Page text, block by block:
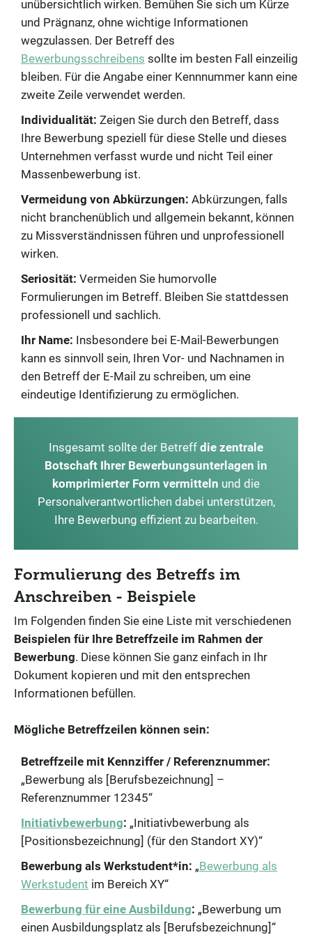
unübersichtlich wirken. Bemühen Sie sich um Kürze
und Prägnanz, ohne wichtige Informationen
wegzulassen. Der Betreff des
Bewerbungsschreibens sollte im besten Fall einzeilig
bleiben. Für die Angabe einer Kennnummer kann eine
zweite Zeile verwendet werden.
Individualität: Zeigen Sie durch den Betreff, dass
Ihre Bewerbung speziell für diese Stelle und dieses
Unternehmen verfasst wurde und nicht Teil einer
Massenbewerbung ist.
Vermeidung von Abkürzungen: Abkürzungen, falls
nicht branchenüblich und allgemein bekannt, können
zu Missverständnissen führen und unprofessionell
wirken.
Seriosität: Vermeiden Sie humorvolle
Formulierungen im Betreff. Bleiben Sie stattdessen
professionell und sachlich.
Ihr Name: Insbesondere bei E-Mail-Bewerbungen
kann es sinnvoll sein, Ihren Vor- und Nachnamen in
den Betreff der E-Mail zu schreiben, um eine
eindeutige Identifizierung zu ermöglichen.
Insgesamt sollte der Betreff die zentrale
Botschaft Ihrer Bewerbungsunterlagen in
komprimierter Form vermitteln und die
Personalverantwortlichen dabei unterstützen,
Ihre Bewerbung effizient zu bearbeiten.
Formulierung des Betreffs im
Anschreiben - Beispiele
Im Folgenden finden Sie eine Liste mit verschiedenen
Beispielen für Ihre Betreffzeile im Rahmen der
Bewerbung. Diese können Sie ganz einfach in Ihr
Dokument kopieren und mit den entsprechen
Informationen befüllen.
Mögliche Betreffzeilen können sein:
Betreffzeile mit Kennziffer / Referenznummer:
„Bewerbung als [Berufsbezeichnung] –
Referenznummer 12345“
Initiativbewerbung: „Initiativbewerbung als
[Positionsbezeichnung] (für den Standort XY)“
Bewerbung als Werkstudent*in: „Bewerbung als
Werkstudent im Bereich XY“
Bewerbung für eine Ausbildung: „Bewerbung um
einen Ausbildungsplatz als [Berufsbezeichnung]“